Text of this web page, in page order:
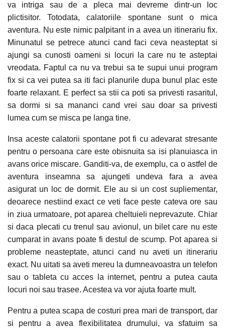
va intriga sau de a pleca mai devreme dintr-un loc
plictisitor. Totodata, calatoriile spontane sunt o mica
aventura. Nu este nimic palpitant in a avea un itinerariu fix.
Minunatul se petrece atunci cand faci ceva neasteptat si
ajungi sa cunosti oameni si locuri la care nu te asteptai
vreodata. Faptul ca nu va trebui sa te supui unui program
fix si ca vei putea sa iti faci planurile dupa bunul plac este
foarte relaxant. E perfect sa stii ca poti sa privesti rasaritul,
sa dormi si sa mananci cand vrei sau doar sa privesti
lumea cum se misca pe langa tine.
Insa aceste calatorii spontane pot fi cu adevarat stresante
pentru o persoana care este obisnuita sa isi planuiasca in
avans orice miscare. Ganditi-va, de exemplu, ca o astfel de
aventura inseamna sa ajungeti undeva fara a avea
asigurat un loc de dormit. Ele au si un cost supliementar,
deoarece nestiind exact ce veti face peste cateva ore sau
in ziua urmatoare, pot aparea cheltuieli neprevazute. Chiar
si daca plecati cu trenul sau avionul, un bilet care nu este
cumparat in avans poate fi destul de scump. Pot aparea si
probleme neasteptate, atunci cand nu aveti un itinerariu
exact. Nu uitati sa aveti mereu la dumneavoastra un telefon
sau o tableta cu acces la internet, pentru a putea cauta
locuri noi sau trasee. Acestea va vor ajuta foarte mult.
Pentru a putea scapa de costuri prea mari de transport, dar
si pentru a avea flexibilitatea drumului, va sfatuim sa